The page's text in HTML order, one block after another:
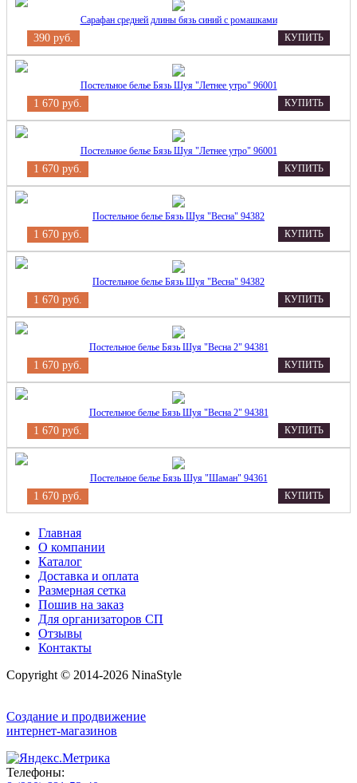
Сарафан средней длины бязь синий с ромашками
390 руб. КУПИТЬ
Постельное белье Бязь Шуя "Летнее утро" 96001
1 670 руб. КУПИТЬ
Постельное белье Бязь Шуя "Летнее утро" 96001
1 670 руб. КУПИТЬ
Постельное белье Бязь Шуя "Весна" 94382
1 670 руб. КУПИТЬ
Постельное белье Бязь Шуя "Весна" 94382
1 670 руб. КУПИТЬ
Постельное белье Бязь Шуя "Весна 2" 94381
1 670 руб. КУПИТЬ
Постельное белье Бязь Шуя "Весна 2" 94381
1 670 руб. КУПИТЬ
Постельное белье Бязь Шуя "Шаман" 94361
1 670 руб. КУПИТЬ
Главная
О компании
Каталог
Доставка и оплата
Размерная сетка
Пошив на заказ
Для организаторов СП
Отзывы
Контакты
Copyright © 2014-2026 NinaStyle
Создание и продвижение
интернет-магазинов
Телефоны: